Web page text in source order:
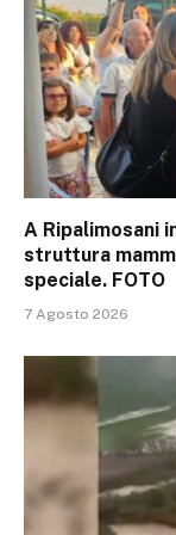
A Ripalimosani
struttura
speciale. FOTO
7 Agosto 2026